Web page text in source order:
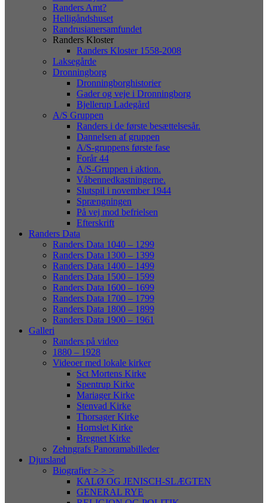
Randers Amt?
Helligåndshuset
Randrusianersamfundet
Randers Kloster
Randers Kloster 1558-2008
Laksegårde
Dronningborg
Dronningborghistorier
Gader og veje i Dronningborg
Bjellerup Ladegård
A/S Gruppen
Randers i de første besættelsesår.
Dannelsen af gruppen
A/S-gruppens første fase
Forår 44
A/S-Gruppen i aktion.
Våbennedkastningerne.
Slutspil i november 1944
Sprængningen
På vej mod befrielsen
Efterskrift
Randers Data
Randers Data 1040 – 1299
Randers Data 1300 – 1399
Randers Data 1400 – 1499
Randers Data 1500 – 1599
Randers Data 1600 – 1699
Randers Data 1700 – 1799
Randers Data 1800 – 1899
Randers Data 1900 – 1961
Galleri
Randers på video
1880 – 1928
Videoer med lokale kirker
Sct Mortens Kirke
Spentrup Kirke
Mariager Kirke
Stenvad Kirke
Thorsager Kirke
Hornslet Kirke
Bregnet Kirke
Zehngrafs Panoramabilleder
Djursland
Biografier > > >
KALØ OG JENISCH-SLÆGTEN
GENERAL RYE